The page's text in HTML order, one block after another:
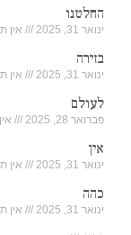
החלטנו
ינואר 31, 2025 אין
בזירה
ינואר 31, 2025 אין
לעולם
פברואר 28, 2025
אין
ינואר 31, 2025 אין
כהה
ינואר 31, 2025 אין